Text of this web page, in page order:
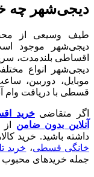
دیجی‌شهر چه
طیف وسیعی از
دیجی‌شهر موجود
اقساطی بلندمدت،
دیجی‌شهر انواع
موبایل، دوربین،
قسطی با دریافت وام
اگر متقاضیخرید
آنلاین بدون ضامن
داشته باشید. خرید
خانگی قسطی، خرید
جمله خرید‌های